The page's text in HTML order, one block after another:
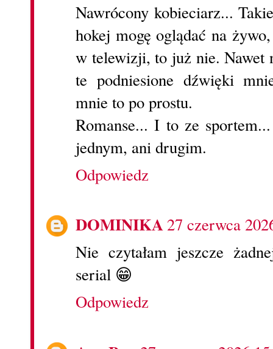
Nawrócony kobieciarz...
hokej mogę oglądać na
w telewizji, to już nie. Nawet
te podniesione dźwięki
mnie to po prostu.
Romanse... I to ze
jednym, ani drugim.
Odpowiedz
DOMINIKA27 czerwca
Nie czytałam jeszcze
serial 😁
Odpowiedz